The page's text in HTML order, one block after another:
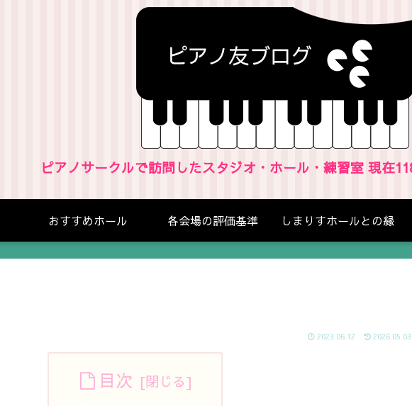
ピアノサークルで訪問したスタジオ・ホール・練習室 現在
おすすめホール 各会場の評価基準 しまりすホールとの縁
2023.06.12 2026.05.03
目次